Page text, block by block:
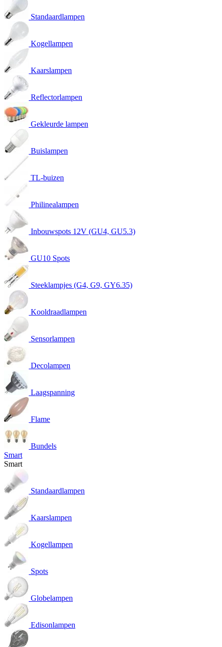
Standaardlampen
Kogellampen
Kaarslampen
Reflectorlampen
Gekleurde lampen
Buislampen
TL-buizen
Philinealampen
Inbouwspots 12V (GU4, GU5.3)
GU10 Spots
Steeklampjes (G4, G9, GY6.35)
Kooldraadlampen
Sensorlampen
Decolampen
Laagspanning
Flame
Bundels
Smart
Smart
Standaardlampen
Kaarslampen
Kogellampen
Spots
Globelampen
Edisonlampen